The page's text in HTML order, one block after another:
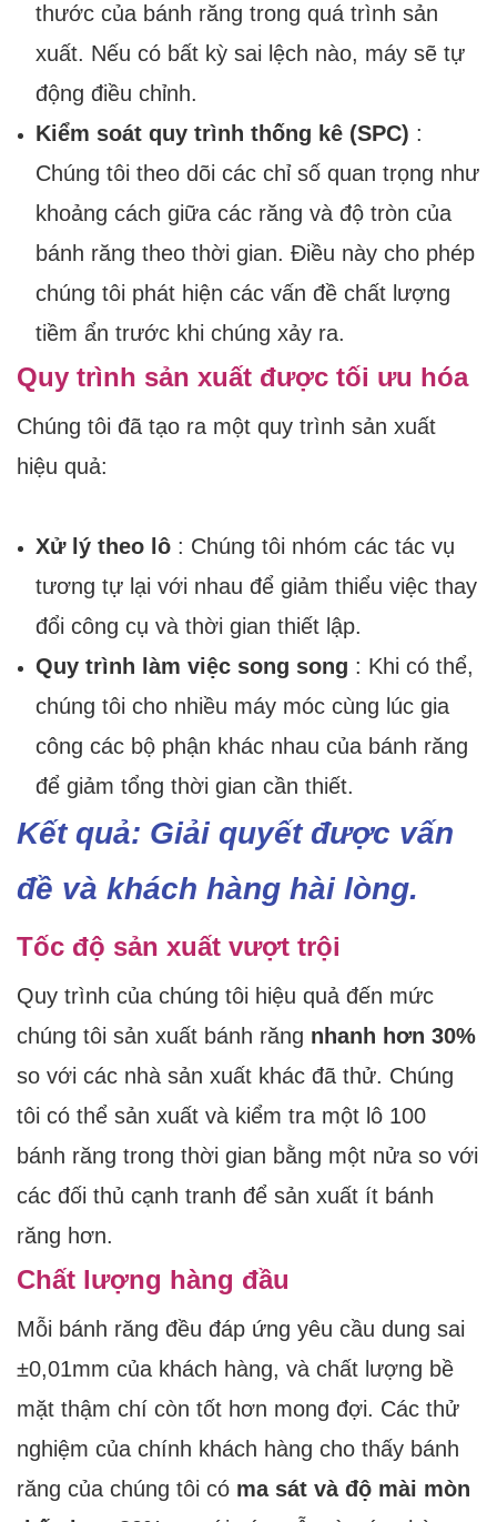
thước của bánh răng trong quá trình sản
xuất. Nếu có bất kỳ sai lệch nào, máy sẽ tự
động điều chỉnh.
Kiểm soát quy trình thống kê (SPC) :
Chúng tôi theo dõi các chỉ số quan trọng như
khoảng cách giữa các răng và độ tròn của
bánh răng theo thời gian. Điều này cho phép
chúng tôi phát hiện các vấn đề chất lượng
tiềm ẩn trước khi chúng xảy ra.
Quy trình sản xuất được tối ưu hóa
Chúng tôi đã tạo ra một quy trình sản xuất
hiệu quả:
Xử lý theo lô: Chúng tôi nhóm các tác vụ
tương tự lại với nhau để giảm thiểu việc thay
đổi công cụ và thời gian thiết lập.
Quy trình làm việc song song : Khi có thể,
chúng tôi cho nhiều máy móc cùng lúc gia
công các bộ phận khác nhau của bánh răng
để giảm tổng thời gian cần thiết.
Kết quả: Giải quyết được vấn
đề và khách hàng hài lòng.
Tốc độ sản xuất vượt trội
Quy trình của chúng tôi hiệu quả đến mức
chúng tôi sản xuất bánh răng nhanh hơn 30%
so với các nhà sản xuất khác đã thử. Chúng
tôi có thể sản xuất và kiểm tra một lô 100
bánh răng trong thời gian bằng một nửa so với
các đối thủ cạnh tranh để sản xuất ít bánh
răng hơn.
Chất lượng hàng đầu
Mỗi bánh răng đều đáp ứng yêu cầu dung sai
±0,01mm của khách hàng, và chất lượng bề
mặt thậm chí còn tốt hơn mong đợi. Các thử
nghiệm của chính khách hàng cho thấy bánh
răng của chúng tôi có ma sát và độ mài mòn